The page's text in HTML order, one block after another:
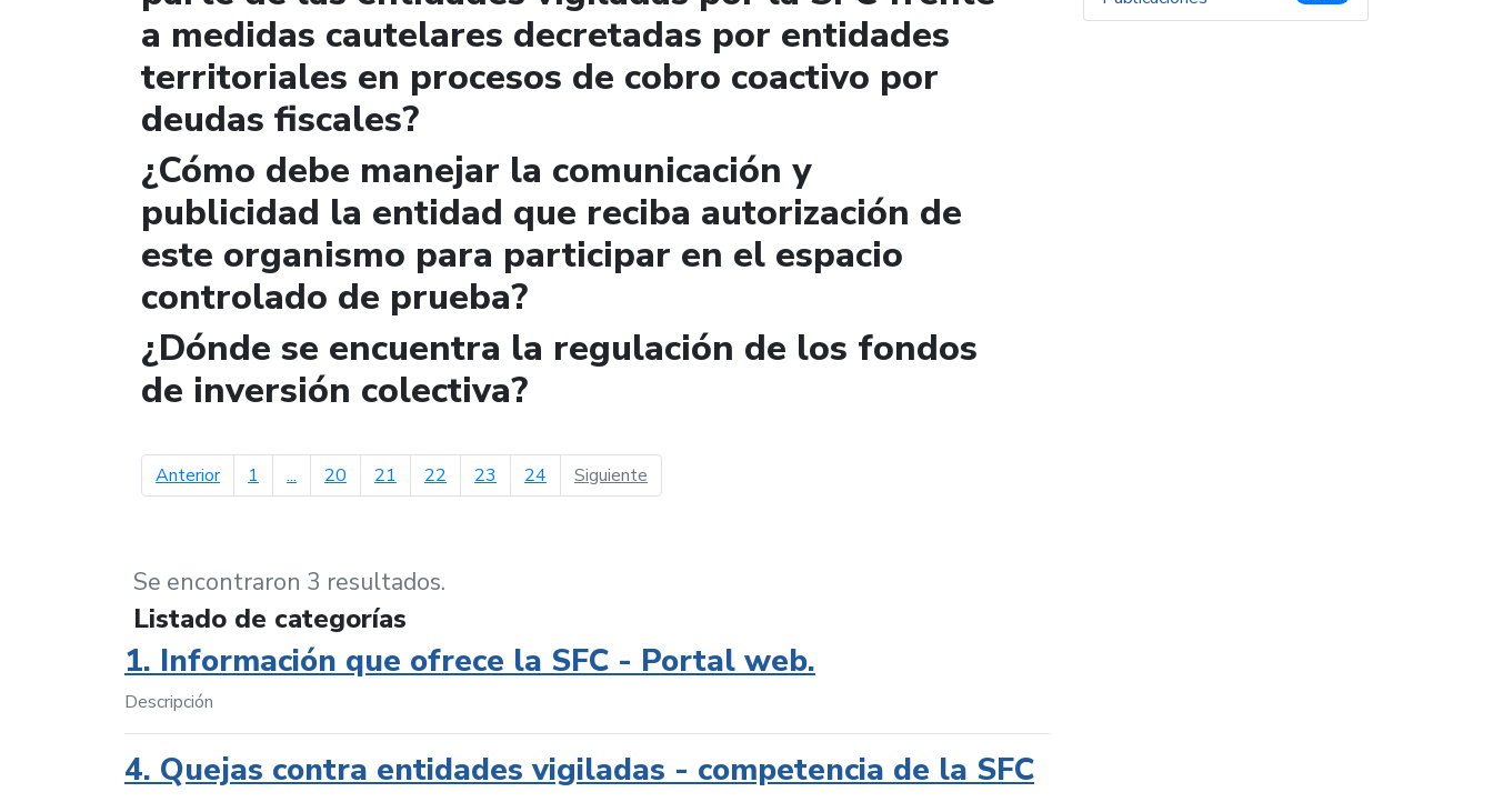
a medidas cautelares decretadas por entidades
territoriales en procesos de cobro coactivo por
deudas fiscales?
¿Cómo debe manejar la comunicación y
publicidad la entidad que reciba autorización de
este organismo para participar en el espacio
controlado de prueba?
¿Dónde se encuentra la regulación de los fondos
de inversión colectiva?
Anteriorpágina anterior
1 ... 20 21 22 23 24 Siguientepágina siguiente
Se encontraron 3 resultados.
Listado de categorías
1. Información que ofrece la SFC - Portal web.
Descripción
4. Quejas contra entidades vigiladas - competencia de la SFC